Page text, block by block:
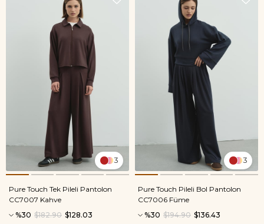
3
Pure Touch Tek Pileli Pantolon
CC7007 Kahve
%30
$128.03
$182.90
3
Pure Touch Pileli Bol Pantolon
CC7006 Füme
%30
$136.43
$194.90